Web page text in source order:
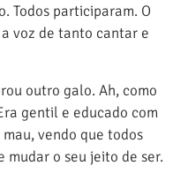
Todos participaram. O
voz de tanto cantar e
outro galo. Ah, como
gentil e educado com
vendo que todos
mudar o seu jeito de ser.